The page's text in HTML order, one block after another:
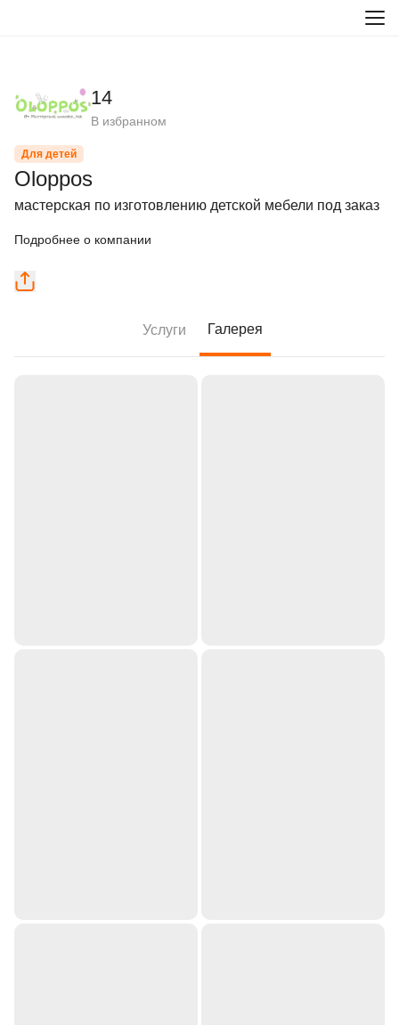
14
В избранном
Для детей
Oloppos
мастерская по изготовлению детской мебели под заказ
Подробнее о компании
Услуги Галерея